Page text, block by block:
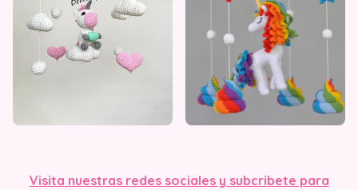
Visita nuestras redes sociales y subcribete para